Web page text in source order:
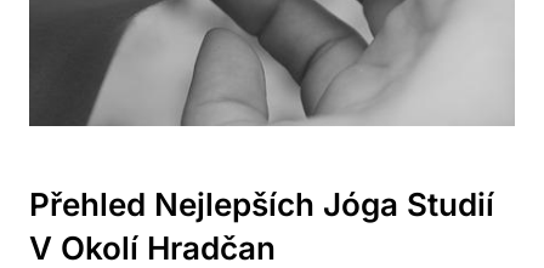
Přehled Nejlepších Jóga Studií
V Okolí Hradčan